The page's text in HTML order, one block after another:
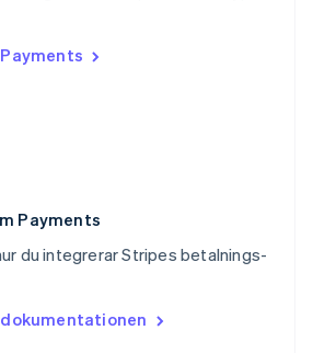
Payments
du integrerar Stripes betalnings-